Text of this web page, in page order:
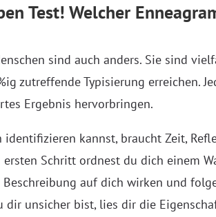
Test! Welcher
sind auch anders. Sie sind
zutreffende Typisierung erreichen.
Ergebnis hervorbringen.
kannst, braucht Zeit,
Schritt ordnest du dich einem
auf dich wirken und
dir unsicher bist, lies dir die